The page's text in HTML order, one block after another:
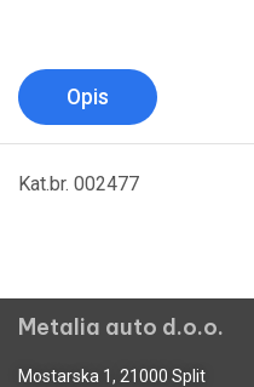
Opis
Kat.br. 002477
Metalia auto d.o.o.
Mostarska 1, 21000 Split